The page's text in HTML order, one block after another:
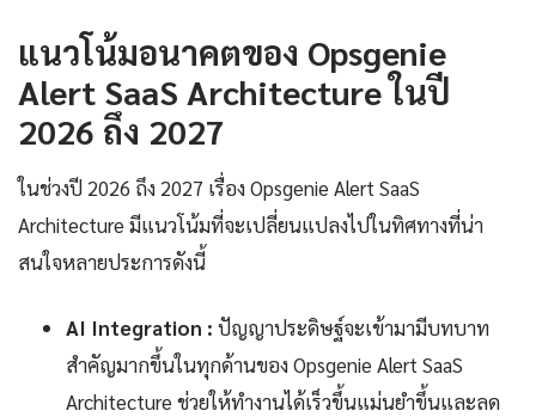
แนวโน้มอนาคตของ Opsgenie
Alert SaaS Architecture ในปี
2026 ถึง 2027
ในช่วงปี 2026 ถึง 2027 เรื่อง Opsgenie Alert SaaS
Architecture มีแนวโน้มที่จะเปลี่ยนแปลงไปในทิศทางที่น่า
สนใจหลายประการดังนี้
AI Integration : ปัญญาประดิษฐ์จะเข้ามามีบทบาท
สำคัญมากขึ้นในทุกด้านของ Opsgenie Alert SaaS
Architecture ช่วยให้ทำงานได้เร็วขึ้นแม่นยำขึ้นและลด